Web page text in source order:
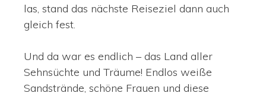
las, stand das nächste Reiseziel dann auch
gleich fest.
Und da war es endlich – das Land aller
Sehnsüchte und Träume! Endlos weiße
Sandstrände, schöne Frauen und diese